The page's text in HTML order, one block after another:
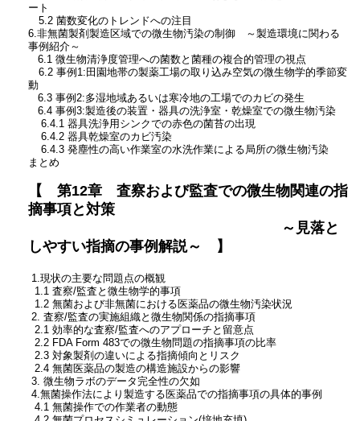
ート
5.2 菌数変化のトレンドへの注目
6.非無菌製剤製造区域での微生物汚染の制御 ～製造環境に関わる
事例紹介～
6.1 微生物清浄度管理への菌数と菌種の複合的管理の視点
6.2 事例1:田園地帯の製薬工場の取り込み空気の微生物学的季節変
動
6.3 事例2:多湿地域あるいは寒冷地の工場でのカビの発生
6.4 事例3:製造後の装置・器具の洗浄室・乾燥室での微生物汚染
6.4.1 器具洗浄用シンクでの赤色の菌苔の出現
6.4.2 器具乾燥室のカビ汚染
6.4.3 発塵性の高い作業室の水洗作業による局所の微生物汚染
まとめ
【 第12章 査察および監査での微生物関連の指
摘事項と対策
～見落と
しやすい指摘の事例解説～ 】
1.現状の主要な問題点の概観
1.1 査察/監査と微生物学的事項
1.2 無菌および非無菌における医薬品の微生物汚染状況
2. 査察/監査の実施組織と微生物関係の指摘事項
2.1 効率的な査察/監査へのアプローチと留意点
2.2 FDA Form 483での微生物問題の指摘事項の比率
2.3 対象製剤の違いによる指摘傾向とリスク
2.4 無菌医薬品の製造の構造施設からの影響
3. 微生物ラボのデータ完全性の欠如
4.無菌操作法により製造する医薬品での指摘事項の具体的事例
4.1 無菌操作での作業者の動態